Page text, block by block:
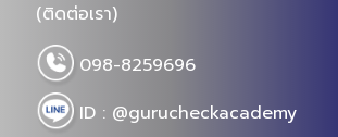
(ติดต่อเรา)
098-8259696
ID : @gurucheckacademy